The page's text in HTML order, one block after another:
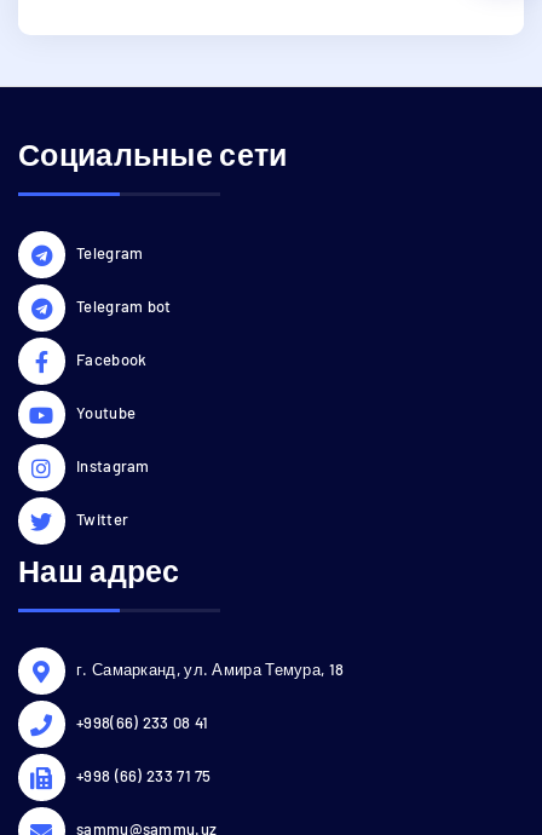
Социальные сети
Telegram
Telegram bot
Facebook
Youtube
Instagram
Twitter
Наш адрес
г. Самарканд, ул. Амира Темура, 18
+998(66) 233 08 41
+998 (66) 233 71 75
sammu@sammu.uz